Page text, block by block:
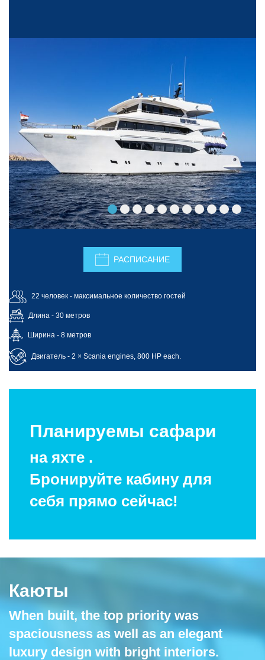
РАСПИСАНИЕ
22 человек - максимальное количество гостей
Длина - 30 метров
Ширина - 8 метров
Двигатель - 2 × Scania engines, 800 HP each.
Планируемы сафари
на яхте .
Бронируйте кабину для
себя прямо сейчас!
Каюты
When built, the top priority was
spaciousness as well as an elegant
luxury design with bright interiors.